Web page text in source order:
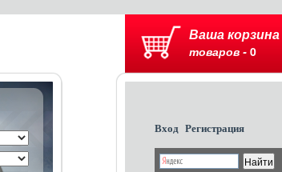
Ваша корзина
товаров - 0
Вход Регистрация